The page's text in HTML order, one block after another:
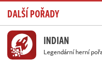
DALŠÍ POŘADY
INDIAN
Legendární herní